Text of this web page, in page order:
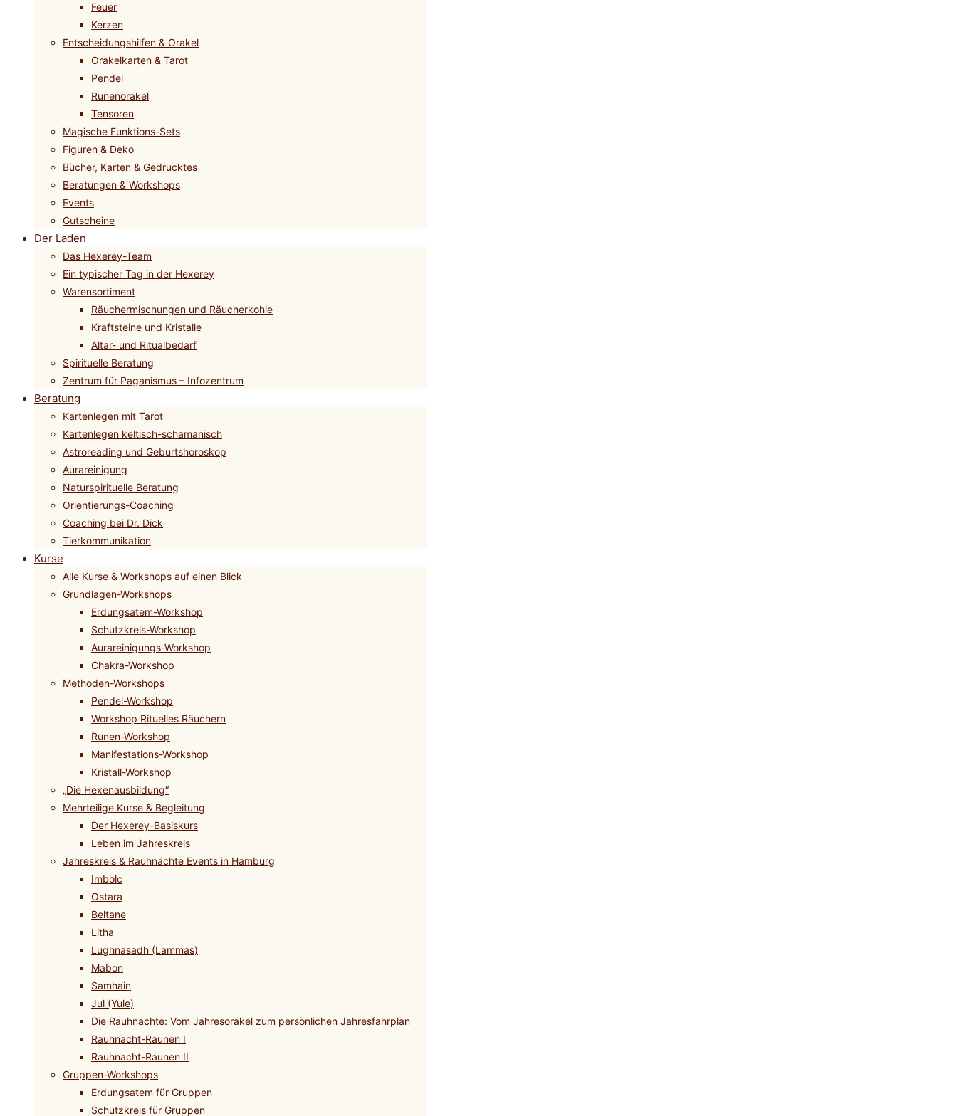
Feuer
Kerzen
Entscheidungshilfen & Orakel
Orakelkarten & Tarot
Pendel
Runenorakel
Tensoren
Magische Funktions-Sets
Figuren & Deko
Bücher, Karten & Gedrucktes
Beratungen & Workshops
Events
Gutscheine
Der Laden
Das Hexerey-Team
Ein typischer Tag in der Hexerey
Warensortiment
Räuchermischungen und Räucherkohle
Kraftsteine und Kristalle
Altar- und Ritualbedarf
Spirituelle Beratung
Zentrum für Paganismus – Infozentrum
Beratung
Kartenlegen mit Tarot
Kartenlegen keltisch-schamanisch
Astroreading und Geburtshoroskop
Aurareinigung
Naturspirituelle Beratung
Orientierungs-Coaching
Coaching bei Dr. Dick
Tierkommunikation
Kurse
Alle Kurse & Workshops auf einen Blick
Grundlagen-Workshops
Erdungsatem-Workshop
Schutzkreis-Workshop
Aurareinigungs-Workshop
Chakra-Workshop
Methoden-Workshops
Pendel-Workshop
Workshop Rituelles Räuchern
Runen-Workshop
Manifestations-Workshop
Kristall-Workshop
„Die Hexenausbildung“
Mehrteilige Kurse & Begleitung
Der Hexerey-Basiskurs
Leben im Jahreskreis
Jahreskreis & Rauhnächte Events in Hamburg
Imbolc
Ostara
Beltane
Litha
Lughnasadh (Lammas)
Mabon
Samhain
Jul (Yule)
Die Rauhnächte: Vom Jahresorakel zum persönlichen Jahresfahrplan
Rauhnacht-Raunen I
Rauhnacht-Raunen II
Gruppen-Workshops
Erdungsatem für Gruppen
Schutzkreis für Gruppen